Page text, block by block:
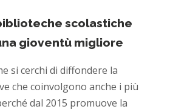
scolastiche
gioventù migliore
si cerchi di diffondere la
che coinvolgono anche i più
dal 2015 promuove la